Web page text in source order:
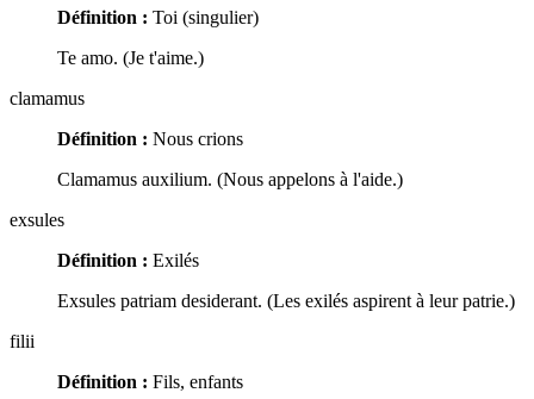
Définition : Toi (singulier)
Te amo. (Je t'aime.)
clamamus
Définition : Nous crions
Clamamus auxilium. (Nous appelons à l'aide.)
exsules
Définition : Exilés
Exsules patriam desiderant. (Les exilés aspirent à leur patrie.)
filii
Définition : Fils, enfants